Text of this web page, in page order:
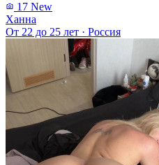
17 New
Ханна
От 22 до 25 лет · Россия